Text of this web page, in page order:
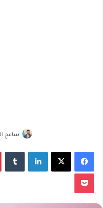
سامح
فيسبوك لينكدإن